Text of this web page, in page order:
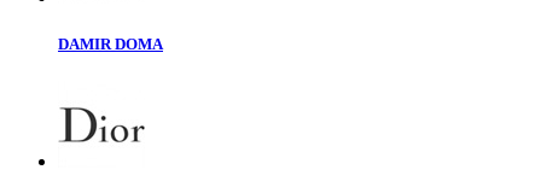
DAMIR DOMA